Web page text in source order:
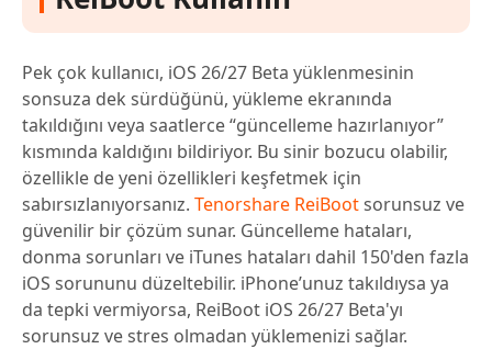
Pek çok kullanıcı, iOS 26/27 Beta yüklenmesinin
sonsuza dek sürdüğünü, yükleme ekranında
takıldığını veya saatlerce “güncelleme hazırlanıyor”
kısmında kaldığını bildiriyor. Bu sinir bozucu olabilir,
özellikle de yeni özellikleri keşfetmek için
sabırsızlanıyorsanız. Tenorshare ReiBootsorunsuz ve
güvenilir bir çözüm sunar. Güncelleme hataları,
donma sorunları ve iTunes hataları dahil 150'den fazla
iOS sorununu düzeltebilir. iPhone’unuz takıldıysa ya
da tepki vermiyorsa, ReiBoot iOS 26/27 Beta'yı
sorunsuz ve stres olmadan yüklemenizi sağlar.